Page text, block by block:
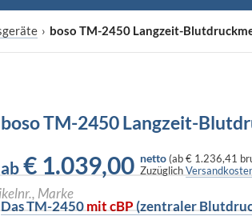
› boso TM-2450 Langzeit-
boso TM-2450 Langzeit-
ab € 1.039,00 netto (ab€ 1.236,41
Zuzüglich
Das TM-2450mit cBP(zentraler